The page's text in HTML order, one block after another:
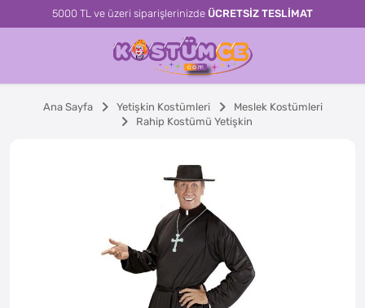
5000 TL ve üzeri siparişlerinizde ÜCRETSİZ TESLİMAT
Ana Sayfa Yetişkin Kostümleri
Meslek Kostümleri
Rahip Kostümü Yetişkin